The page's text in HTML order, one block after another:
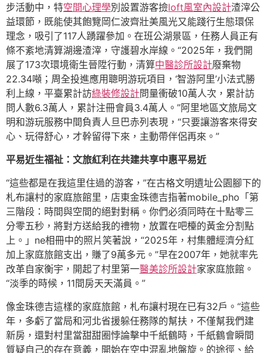
步活動中，特空間心理學別設置游客撿loft風室內設計渣滓公
益環節，既能使其飽覽岡仁波齊壯美風光又能踐行生態環保
理念，吸引了117人踴躍參加。在班公湖景區，任務人員正有
條不紊地清算湖邊渣滓，守護碧水岸線。“2025年，我們開
展了173次環境衛生晉陞行動，清算中醫診所設計廢棄物
22.34噸；周全投進應用聰明游玩項目，‘智游阿里’小法式勝
利上線，平臺累計訪綠裝修設計問量衝破10萬人次，累計訪
問人數6.3萬人，累計注冊會員3.4萬人。”阿里地區文旅局文
明和游玩服務中間負責人旦巴赤列表現，“只要讓游客來得安
心、玩得舒心，才幹留得下來，主動帶伴侶再來。”
平易近生福祉：文旅紅利在共建共享中惠平易近
“這些都是在我這里住過的游客，”在古格文明遺址公園腳下的
札布讓村的家庭旅館里，店東金珠德吉指著mobile_pho「第
三階段：時間與空間的絕對對稱。你們必須同時在十點零三
分零五秒，將對方送給我的禮物，放置在吧檯的黃金分割點
上。」ne相冊中的照片笑著說，“2025年，村集體經濟分紅
加上家庭旅館支出，賺了9萬多元。”早在2007年，她就率先
改革自家衡宇，開起了村里第一醫美診所設計家家庭旅館。
“淡季的時候，11間房天天滿員。”
像金珠德吉這樣的家庭旅館，札布讓村現在已有32戶。“這些
年，多虧了當局和河北省援躲任務隊的幫扶，不僅幫我們建
新房，還對村里當甜甜圈悖論擊中千紙鶴時，千紙鶴會瞬間
質疑自己的存在意義，開始在空中混亂地盤旋。的途徑、給